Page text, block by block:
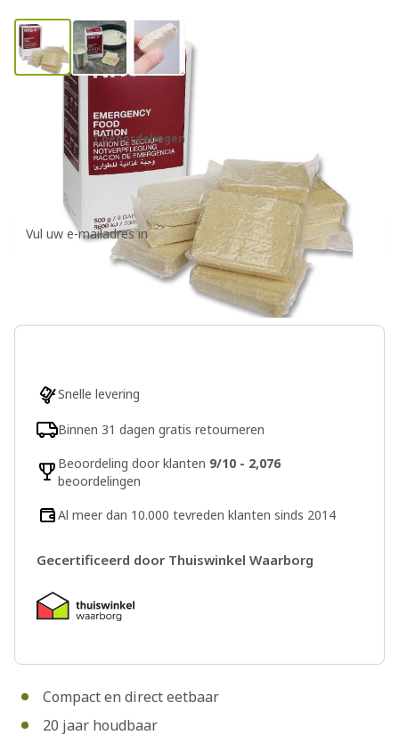
NRG 5 noodrantsoen 7 dagen
1 beoordelingen
Ontvang een weer op voorraad notificatie
Houd me op de hoogte
Compact en direct eetbaar
20 jaar houdbaar
Snelle levering
Binnen 31 dagen gratis retourneren
Beoordeling door klanten 9/10 - 2,076
beoordelingen
Al meer dan 10.000 tevreden klanten sinds 2014
Gecertificeerd door Thuiswinkel Waarborg